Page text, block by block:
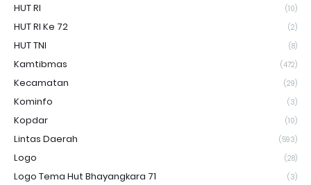
HUT RI (10)
HUT RI Ke 72 (2)
HUT TNI (8)
Kamtibmas (472)
Kecamatan (29)
Kominfo (3)
Kopdar (10)
Lintas Daerah (593)
Logo (28)
Logo Tema Hut Bhayangkara 71 (3)